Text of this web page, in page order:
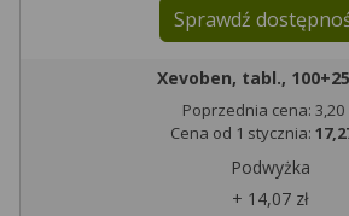
Sprawdź
Xevoben, tabl.,
Poprzednia cena: 3,20
Cena od 1 stycznia:
Podwyżka
+ 14,07 zł